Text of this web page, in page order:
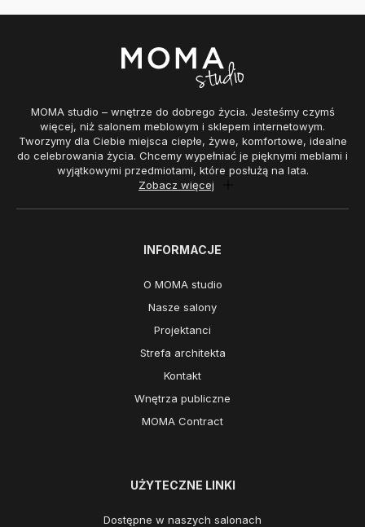
MOMA studio – wnętrze do dobrego życia. Jesteśmy czymś
więcej, niż salonem meblowym i sklepem internetowym.
Tworzymy dla Ciebie miejsca ciepłe, żywe, komfortowe, idealne
do celebrowania życia. Chcemy wypełniać je pięknymi meblami i
wyjątkowymi przedmiotami, które posłużą na lata.
Zobacz więcej
INFORMACJE
O MOMA studio
Nasze salony
Projektanci
Strefa architekta
Kontakt
Wnętrza publiczne
MOMA Contract
UŻYTECZNE LINKI
Dostępne w naszych salonach